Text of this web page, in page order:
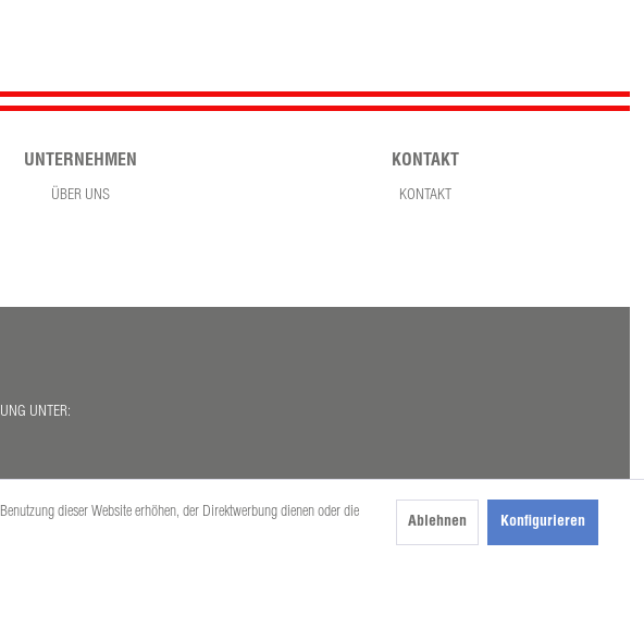
UNTERNEHMEN
ÜBER UNS
KONTAKT
KONTAKT
UNTER:
dieser Website erhöhen, der Direktwerbung dienen oder die
Ablehnen Konfigurieren